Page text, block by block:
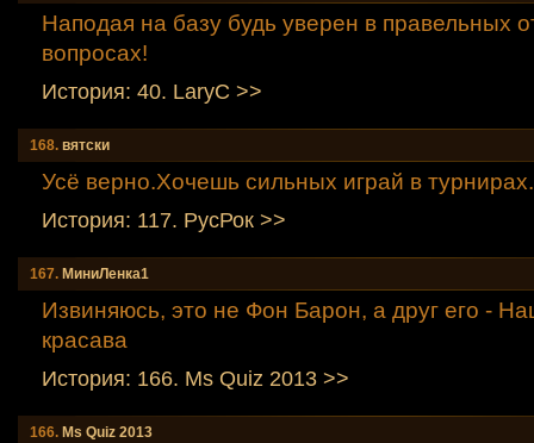
Наподая на базу будь уверен в правельных
вопросах!
История: 40. LaryC >>
168. вятски
Усё верно.Хочешь сильных играй в турнирах.
История: 117. РусРок >>
167. МиниЛенка1
Извиняюсь, это не Фон Барон, а друг его -
красава
История: 166. Мs Quiz 2013 >>
166. Мs Quiz 2013